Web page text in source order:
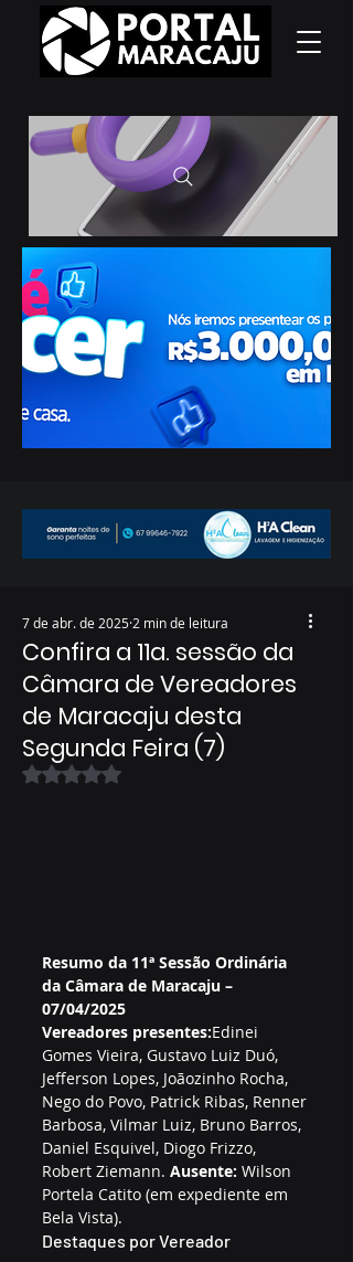
Confira a 11a. sessão da
Câmara de Vereadores
de Maracaju desta
Segunda Feira (7)
7 de abr. de 2025 2 min de leitura
Avaliado com NaN de 5 estrelas.
Resumo da 11ª Sessão Ordinária
da Câmara de Maracaju –
07/04/2025
Vereadores presentes:Edinei
Gomes Vieira, Gustavo Luiz Duó,
Jefferson Lopes, Joãozinho Rocha,
Nego do Povo, Patrick Ribas, Renner
Barbosa, Vilmar Luiz, Bruno Barros,
Daniel Esquivel, Diogo Frizzo,
Robert Ziemann. Ausente: Wilson
Portela Catito (em expediente em
Bela Vista).
Destaques por Vereador